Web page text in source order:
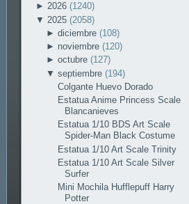
► 2026 (1240)
▼ 2025 (2058)
►diciembre(108)
► noviembre(120)
►octubre(127)
▼septiembre(194)
Colgante Huevo Dorado
Estatua Anime Princess Scale
Blancanieves
Estatua 1/10 BDS Art Scale
Spider-Man Black Costume
Estatua 1/10 Art Scale Trinity
Estatua 1/10 Art Scale Silver
Surfer
Mini Mochila Hufflepuff Harry
Potter